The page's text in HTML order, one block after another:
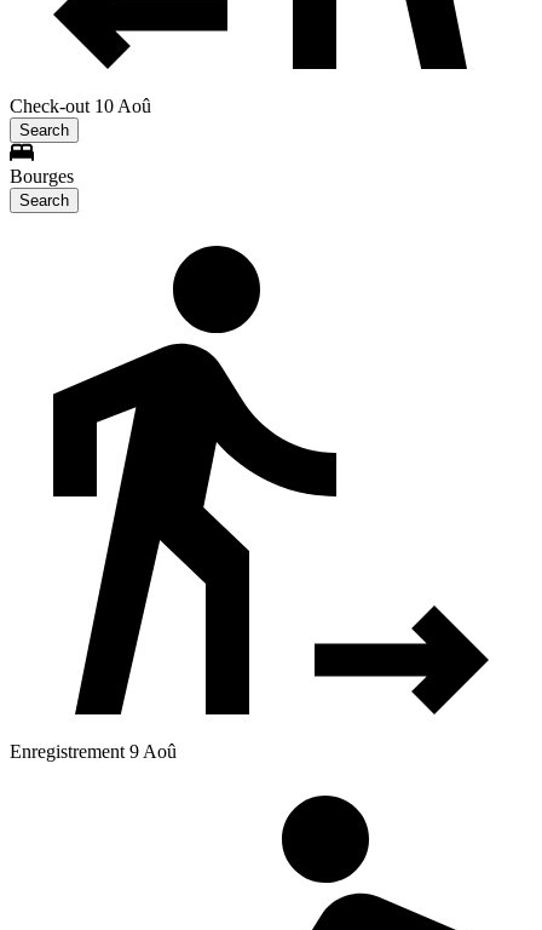
Check-out 10 Aoû
Search
Bourges
Search
Enregistrement 9 Aoû